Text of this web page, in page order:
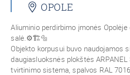
OPOLE
Aliuminio perdirbimo įmonės
salė.⚙️🏗🔩
Objekto korpusui buvo naudojamos
daugiasluoksnės plokštės
tvirtinimo sistema, spalvos RAL